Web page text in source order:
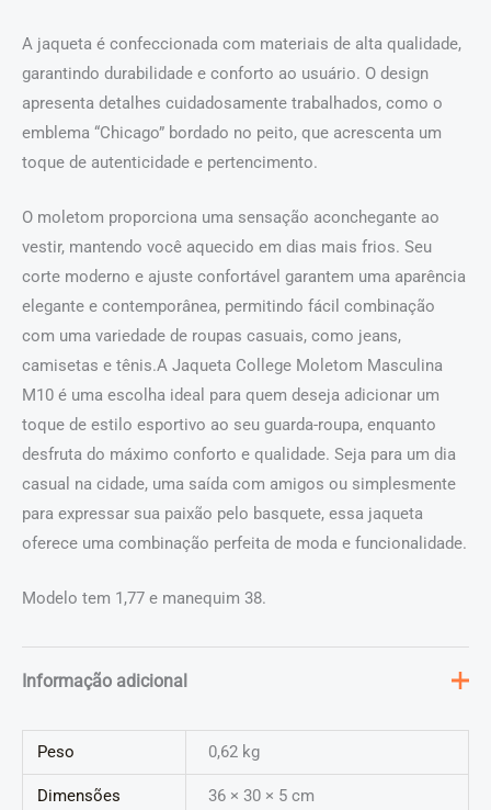
A jaqueta é confeccionada com materiais de alta qualidade,
garantindo durabilidade e conforto ao usuário. O design
apresenta detalhes cuidadosamente trabalhados, como o
emblema “Chicago” bordado no peito, que acrescenta um
toque de autenticidade e pertencimento.
O moletom proporciona uma sensação aconchegante ao
vestir, mantendo você aquecido em dias mais frios. Seu
corte moderno e ajuste confortável garantem uma aparência
elegante e contemporânea, permitindo fácil combinação
com uma variedade de roupas casuais, como jeans,
camisetas e tênis.A Jaqueta College Moletom Masculina
M10 é uma escolha ideal para quem deseja adicionar um
toque de estilo esportivo ao seu guarda-roupa, enquanto
desfruta do máximo conforto e qualidade. Seja para um dia
casual na cidade, uma saída com amigos ou simplesmente
para expressar sua paixão pelo basquete, essa jaqueta
oferece uma combinação perfeita de moda e funcionalidade.
Modelo tem 1,77 e manequim 38.
Informação adicional
Peso 0,62 kg
Dimensões 36 × 30 × 5 cm